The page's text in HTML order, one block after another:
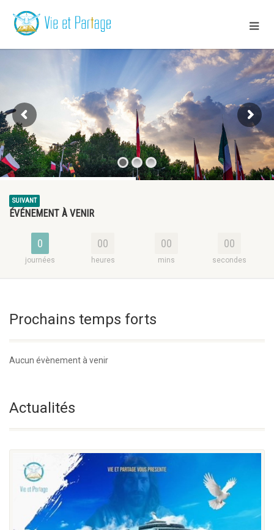
SUIVANT
ÉVÉNEMENT À VENIR
0
journées
00
heures
00
mins
00
secondes
Prochains temps forts
Aucun évènement à venir
Actualités